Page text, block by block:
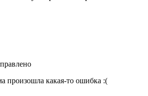
произошла какая-то ошибка :(